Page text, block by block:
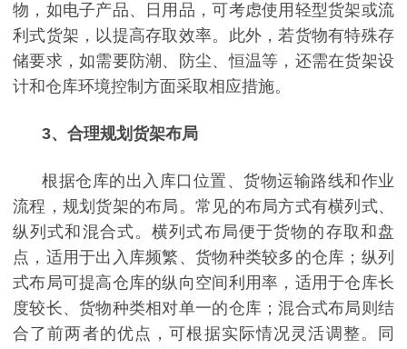
物，如电子产品、日用品，可考虑使用轻型货架或流
利式货架，以提高存取效率。此外，若货物有特殊存
储要求，如需要防潮、防尘、恒温等，还需在货架设
计和仓库环境控制方面采取相应措施。
3、合理规划货架布局
根据仓库的出入库口位置、货物运输路线和作业
流程，规划货架的布局。常见的布局方式有横列式、
纵列式和混合式。横列式布局便于货物的存取和盘
点，适用于出入库频繁、货物种类较多的仓库；纵列
式布局可提高仓库的纵向空间利用率，适用于仓库长
度较长、货物种类相对单一的仓库；混合式布局则结
合了前两者的优点，可根据实际情况灵活调整。同